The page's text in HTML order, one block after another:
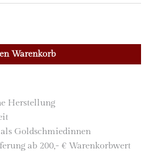
Warenkorb
Herstellung
Goldschmiedinnen
ab 200,- € Warenkorbwert